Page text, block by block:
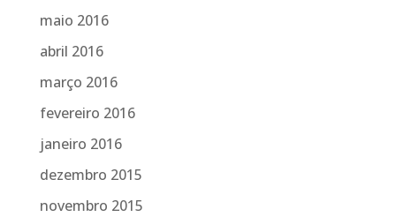
maio 2016
abril 2016
março 2016
fevereiro 2016
janeiro 2016
dezembro 2015
novembro 2015